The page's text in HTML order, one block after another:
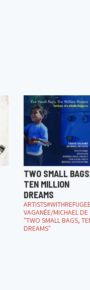
TWO SMALL
TEN MILLION
DREAMS
VAGANÉE/MICHAEL DE
"TWO SMALL BAGS,
DREAMS"